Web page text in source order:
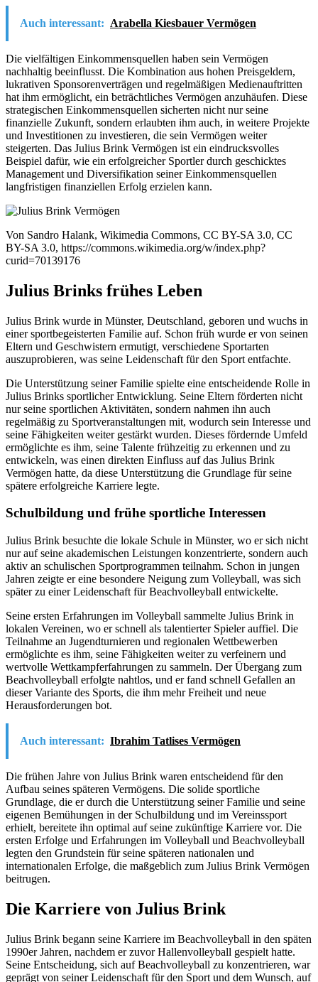
Auch interessant: Arabella Kiesbauer Vermögen
Die vielfältigen Einkommensquellen haben sein Vermögen
nachhaltig beeinflusst. Die Kombination aus hohen Preisgeldern,
lukrativen Sponsorenverträgen und regelmäßigen Medienauftritten
hat ihm ermöglicht, ein beträchtliches Vermögen anzuhäufen. Diese
strategischen Einkommensquellen sicherten nicht nur seine
finanzielle Zukunft, sondern erlaubten ihm auch, in weitere Projekte
und Investitionen zu investieren, die sein Vermögen weiter
steigerten. Das Julius Brink Vermögen ist ein eindrucksvolles
Beispiel dafür, wie ein erfolgreicher Sportler durch geschicktes
Management und Diversifikation seiner Einkommensquellen
langfristigen finanziellen Erfolg erzielen kann.
Von Sandro Halank, Wikimedia Commons, CC BY-SA 3.0, CC
BY-SA 3.0, https://commons.wikimedia.org/w/index.php?
curid=70139176
Julius Brinks frühes Leben
Julius Brink wurde in Münster, Deutschland, geboren und wuchs in
einer sportbegeisterten Familie auf. Schon früh wurde er von seinen
Eltern und Geschwistern ermutigt, verschiedene Sportarten
auszuprobieren, was seine Leidenschaft für den Sport entfachte.
Die Unterstützung seiner Familie spielte eine entscheidende Rolle in
Julius Brinks sportlicher Entwicklung. Seine Eltern förderten nicht
nur seine sportlichen Aktivitäten, sondern nahmen ihn auch
regelmäßig zu Sportveranstaltungen mit, wodurch sein Interesse und
seine Fähigkeiten weiter gestärkt wurden. Dieses fördernde Umfeld
ermöglichte es ihm, seine Talente frühzeitig zu erkennen und zu
entwickeln, was einen direkten Einfluss auf das Julius Brink
Vermögen hatte, da diese Unterstützung die Grundlage für seine
spätere erfolgreiche Karriere legte.
Schulbildung und frühe sportliche Interessen
Julius Brink besuchte die lokale Schule in Münster, wo er sich nicht
nur auf seine akademischen Leistungen konzentrierte, sondern auch
aktiv an schulischen Sportprogrammen teilnahm. Schon in jungen
Jahren zeigte er eine besondere Neigung zum Volleyball, was sich
später zu einer Leidenschaft für Beachvolleyball entwickelte.
Seine ersten Erfahrungen im Volleyball sammelte Julius Brink in
lokalen Vereinen, wo er schnell als talentierter Spieler auffiel. Die
Teilnahme an Jugendturnieren und regionalen Wettbewerben
ermöglichte es ihm, seine Fähigkeiten weiter zu verfeinern und
wertvolle Wettkampferfahrungen zu sammeln. Der Übergang zum
Beachvolleyball erfolgte nahtlos, und er fand schnell Gefallen an
dieser Variante des Sports, die ihm mehr Freiheit und neue
Herausforderungen bot.
Auch interessant: Ibrahim Tatlises Vermögen
Die frühen Jahre von Julius Brink waren entscheidend für den
Aufbau seines späteren Vermögens. Die solide sportliche
Grundlage, die er durch die Unterstützung seiner Familie und seine
eigenen Bemühungen in der Schulbildung und im Vereinssport
erhielt, bereitete ihn optimal auf seine zukünftige Karriere vor. Die
ersten Erfolge und Erfahrungen im Volleyball und Beachvolleyball
legten den Grundstein für seine späteren nationalen und
internationalen Erfolge, die maßgeblich zum Julius Brink Vermögen
beitrugen.
Die Karriere von Julius Brink
Julius Brink begann seine Karriere im Beachvolleyball in den späten
1990er Jahren, nachdem er zuvor Hallenvolleyball gespielt hatte.
Seine Entscheidung, sich auf Beachvolleyball zu konzentrieren, war
geprägt von seiner Leidenschaft für den Sport und dem Wunsch, auf